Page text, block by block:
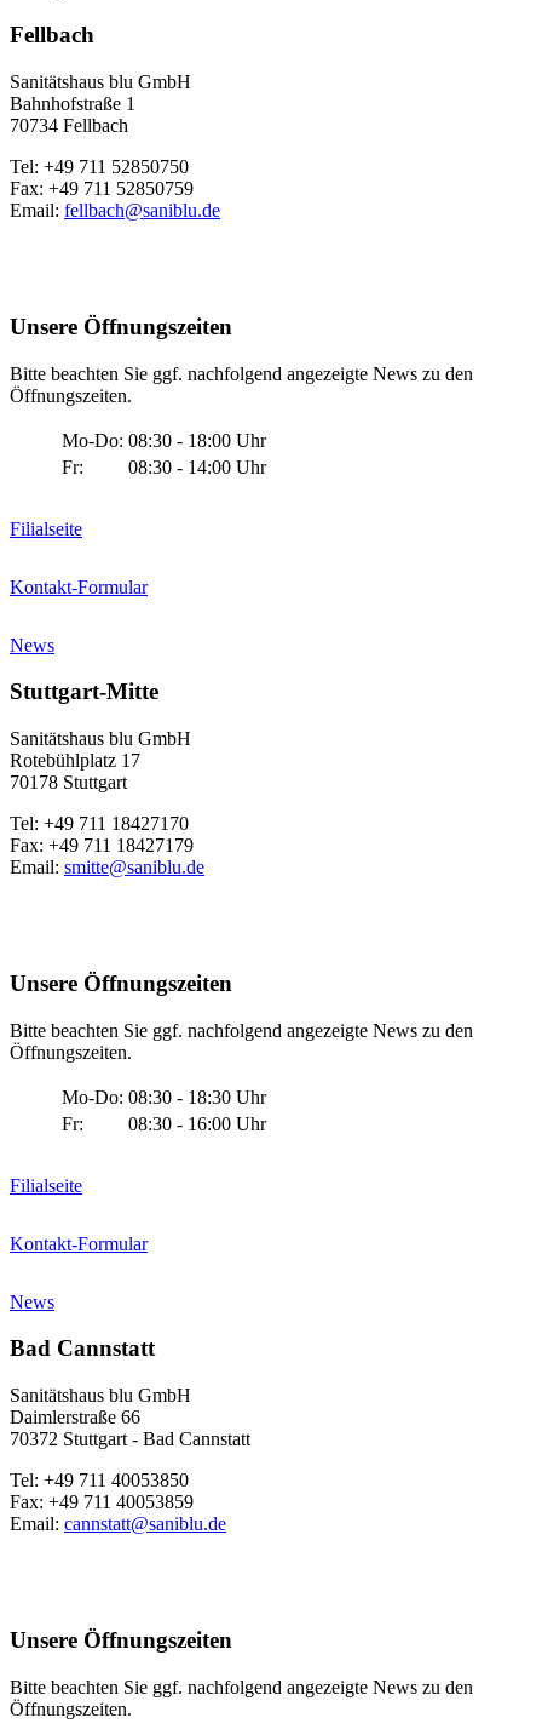
Fellbach
Sanitätshaus blu GmbH
Bahnhofstraße 1
70734 Fellbach
Tel: +49 711 52850750
Fax: +49 711 52850759
Email: fellbach@saniblu.de
Unsere Öffnungszeiten
Bitte beachten Sie ggf. nachfolgend angezeigte News zu den
Öffnungszeiten.
Mo-Do: 08:30 - 18:00 Uhr
Fr:
08:30 - 14:00 Uhr
Filialseite
Kontakt-Formular
News
Stuttgart-Mitte
Sanitätshaus blu GmbH
Rotebühlplatz 17
70178 Stuttgart
Tel: +49 711 18427170
Fax: +49 711 18427179
Email: smitte@saniblu.de
Unsere Öffnungszeiten
Bitte beachten Sie ggf. nachfolgend angezeigte News zu den
Öffnungszeiten.
Mo-Do: 08:30 - 18:30 Uhr
Fr:
08:30 - 16:00 Uhr
Filialseite
Kontakt-Formular
News
Bad Cannstatt
Sanitätshaus blu GmbH
Daimlerstraße 66
70372 Stuttgart - Bad Cannstatt
Tel: +49 711 40053850
Fax: +49 711 40053859
Email: cannstatt@saniblu.de
Unsere Öffnungszeiten
Bitte beachten Sie ggf. nachfolgend angezeigte News zu den
Öffnungszeiten.